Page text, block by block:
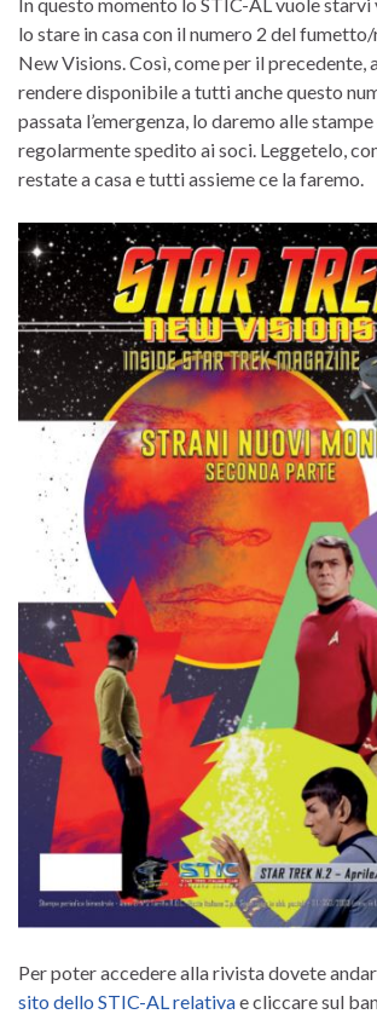
lo stare in casa con il numero 2 del
New Visions. Così, come per il precedente,
rendere disponibile a tutti anche questo
passata l’emergenza, lo daremo alle
regolarmente spedito ai soci. Leggetelo,
restate a casa e tutti assieme ce la faremo.
Per poter accedere alla rivista dovete
sito dello STIC-AL relativae cliccare sul